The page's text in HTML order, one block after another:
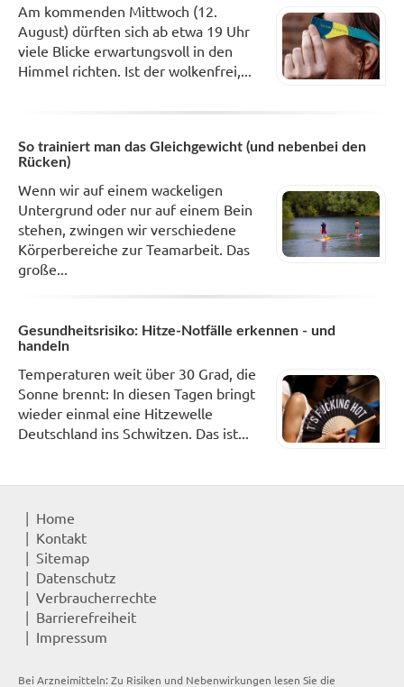
Am kommenden Mittwoch (12.
August) dürften sich ab etwa 19 Uhr
viele Blicke erwartungsvoll in den
Himmel richten. Ist der wolkenfrei,...
So trainiert man das Gleichgewicht (und nebenbei den
Rücken)
Wenn wir auf einem wackeligen
Untergrund oder nur auf einem Bein
stehen, zwingen wir verschiedene
Körperbereiche zur Teamarbeit. Das
große...
Gesundheitsrisiko: Hitze-Notfälle erkennen - und
handeln
Temperaturen weit über 30 Grad, die
Sonne brennt: In diesen Tagen bringt
wieder einmal eine Hitzewelle
Deutschland ins Schwitzen. Das ist...
Home
Kontakt
Sitemap
Datenschutz
Verbraucherrechte
Barrierefreiheit
Impressum
Bei Arzneimitteln: Zu Risiken und Nebenwirkungen lesen Sie die